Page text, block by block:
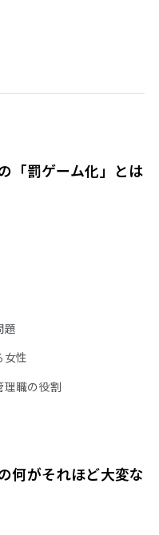
罰ゲーム化」とは
題
女性
職の役割
がそれほど大変な